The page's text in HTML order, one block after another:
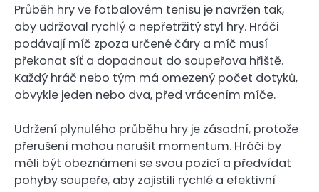
Průběh hry ve fotbalovém tenisu je navržen tak,
aby udržoval rychlý a nepřetržitý styl hry. Hráči
podávají míč zpoza určené čáry a míč musí
překonat síť a dopadnout do soupeřova hřiště.
Každý hráč nebo tým má omezený počet dotyků,
obvykle jeden nebo dva, před vrácením míče.
Udržení plynulého průběhu hry je zásadní, protože
přerušení mohou narušit momentum. Hráči by
měli být obeznámeni se svou pozicí a předvídat
pohyby soupeře, aby zajistili rychlé a efektivní